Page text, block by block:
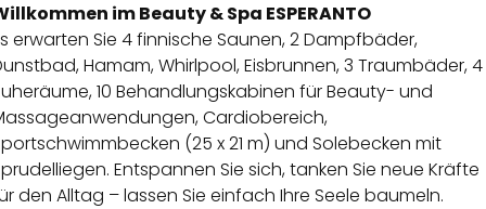
im Beauty & Spa ESPERANTO
erwarten Sie 4 finnische Saunen, 2 Dampfbäder,
Hamam, Whirlpool, Eisbrunnen, 3 Traumbäder, 4
10 Behandlungskabinen für Beauty- und
Cardiobereich,
(25 x 21 m) und Solebecken mit
Entspannen Sie sich, tanken Sie neue Kräfte
den Alltag – lassen Sie einfach Ihre Seele baumeln.